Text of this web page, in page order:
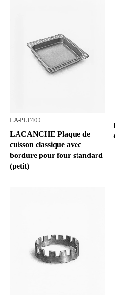
LA-PLF400
LACANCHE Plaque de
cuisson classique avec
bordure pour four standard
(petit)